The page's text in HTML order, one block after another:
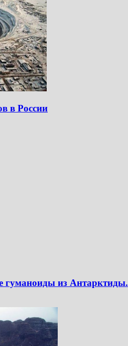
в России
гуманоиды из Антарктиды.